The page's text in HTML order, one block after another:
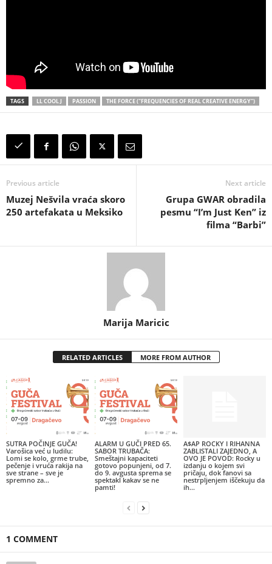
TAGS LL COOL J PASSION THE FORCE ("FREQUENCIES OF REAL CREATIVE ENERGY")
Previous article
Muzej Nešvila vraća skoro
250 artefakata u Meksiko
Next article
Grupa GWAR obradila
pesmu “I’m Just Ken” iz
filma “Barbi”
Marija Maricic
RELATED ARTICLES MORE FROM AUTHOR
SUTRA POČINJE GUČA!
Varošica već u ludilu:
Lomi se kolo, grme trube,
pečenje i vruća rakija na
sve strane – sve je
spremno za...
ALARM U GUČI PRED 65.
SABOR TRUBAČA:
Smeštajni kapaciteti
gotovo popunjeni, od 7.
do 9. avgusta sprema se
spektakl kakav se ne
pamti!
A$AP ROCKY I RIHANNA
ZABLISTALI ZAJEDNO, A
OVO JE POVOD: Rocky u
izdanju o kojem svi
pričaju, dok fanovi sa
nestrpljenjem iščekuju da
ih...
1 COMMENT